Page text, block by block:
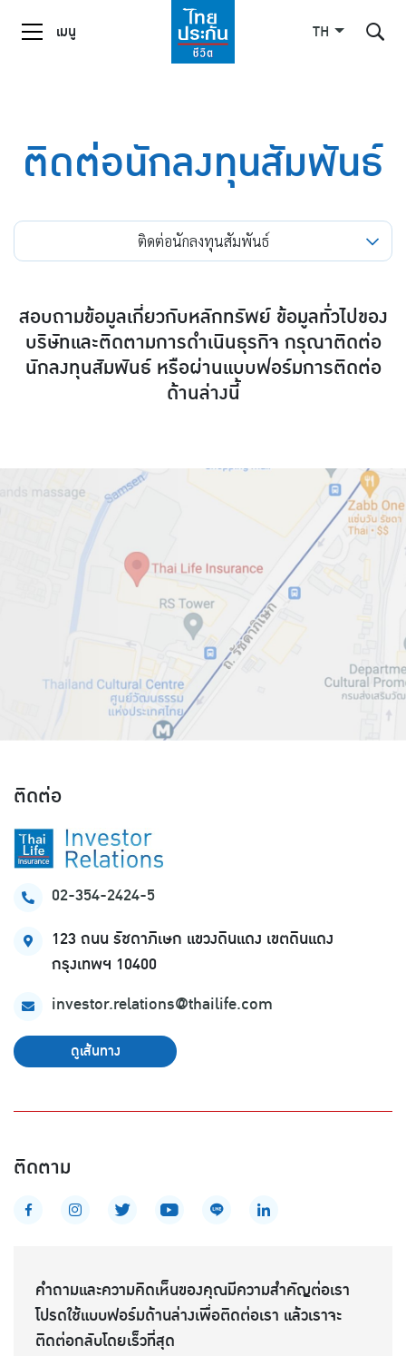
เมนู TH
ติดต่อนักลงทุนสัมพันธ์
ติดต่อนักลงทุนสัมพันธ์
สอบถามข้อมูลเกี่ยวกับหลักทรัพย์ ข้อมูลทั่วไปของ
บริษัทและติดตามการดำเนินธุรกิจ กรุณาติดต่อ
นักลงทุนสัมพันธ์ หรือผ่านแบบฟอร์มการติดต่อ
ด้านล่างนี้
ติดต่อ
02-354-2424-5
123 ถนน รัชดาภิเษก แขวงดินแดง เขตดินแดง
กรุงเทพฯ 10400
investor.relations@thailife.com
ดูเส้นทาง
ติดตาม
คำถามและความคิดเห็นของคุณมีความสำคัญต่อเรา
โปรดใช้แบบฟอร์มด้านล่างเพื่อติดต่อเรา แล้วเราจะ
ติดต่อกลับโดยเร็วที่สุด